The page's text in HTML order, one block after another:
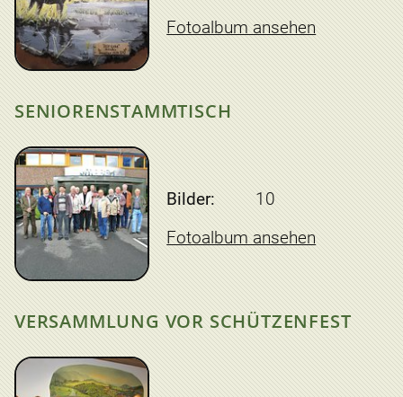
Fotoalbum ansehen
SENIORENSTAMMTISCH
Bilder:
10
Fotoalbum ansehen
VERSAMMLUNG VOR SCHÜTZENFEST